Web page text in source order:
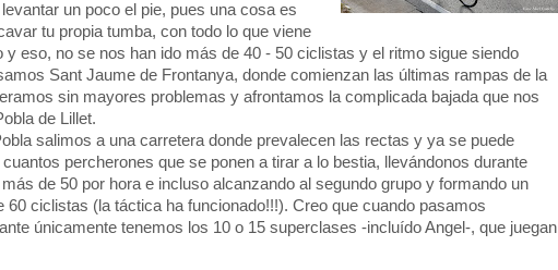
un poco el pie, pues una cosa es
tu propia tumba, con todo lo que viene
y eso, no se nos han ido más de 40 - 50 ciclistas y el ritmo sigue siendo
Sant Jaume de Frontanya, donde comienzan las últimas rampas de la
sin mayores problemas y afrontamos la complicada bajada que nos
de Lillet.
salimos a una carretera donde prevalecen las rectas y ya se puede
percherones que se ponen a tirar a lo bestia, llevándonos durante
de 50 por hora e incluso alcanzando al segundo grupo y formando un
60 ciclistas (la táctica ha funcionado!!!). Creo que cuando pasamos
únicamente tenemos los 10 o 15 superclases -incluído Angel-, que juegan